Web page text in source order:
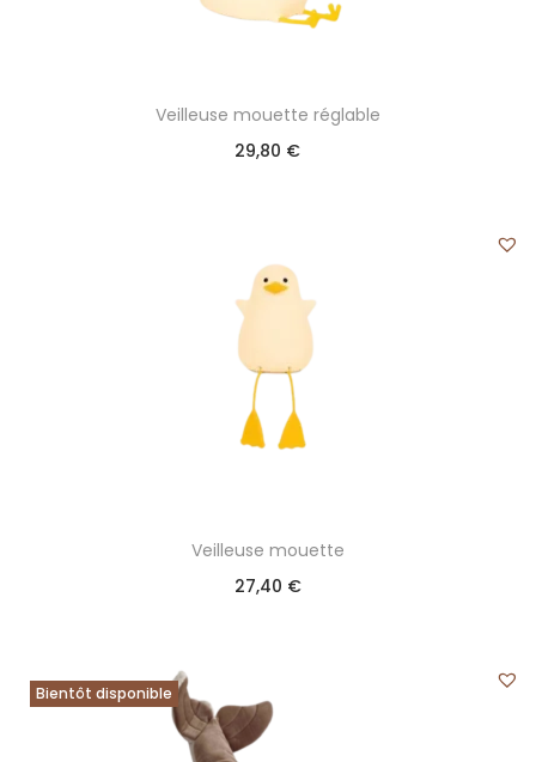
Veilleuse mouette réglable
29,80 €
Veilleuse mouette
27,40 €
Bientôt disponible